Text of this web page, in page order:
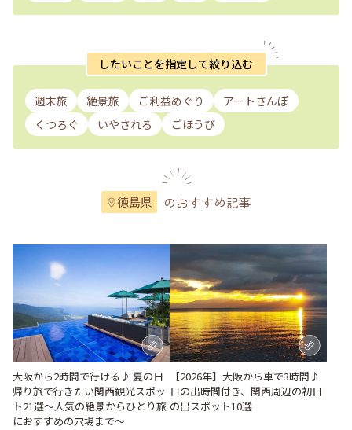
したいことを指定して絞り込む
週末旅 絶景旅 ご利益めぐり
アートさんぽ
くつろぐ
いやされる ごほうび
徳島県 のおすすめ記事
大阪から2時間で行ける♪ 夏の日
帰り旅で行きたい関西観光スポッ
ト21選～人気の絶景からひとり旅
におすすめの穴場まで～
【2026年】大阪から車で3時間♪
日の出時間付き、関西周辺の初日
の出スポット10選